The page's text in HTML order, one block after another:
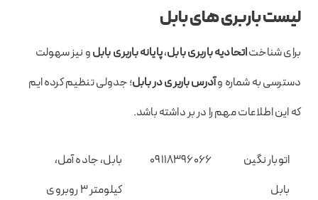
لیست باربری های بابل
برای شناختاتحادیه باربری بابل،پایانه باربری بابلو نیز سهولت
دسترسی به شماره و‌آدرس باربری در بابل؛ جدولی تنظیم کرده ایم
که این اطلاعات مهم را در بر داشته باشد.
اتوبار نگین
بابل
09118396066
بابل، جاده آمل،
کیلومتر ۳ روبروی